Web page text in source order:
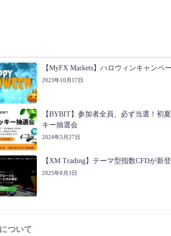
【MyFX Markets】ハロウィンキャンペ
2023年10月17日
【BYBIT】参加者全員、必ず当選！初
キー抽選会
2024年5月27日
【XM Trading】テーマ型指数CFDが新
2025年8月3日
ついて